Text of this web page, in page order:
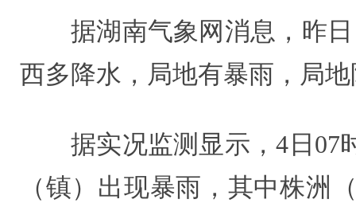
据湖南气象网消息，昨
西多降水，局地有暴雨，局
据实况监测显示，4日07
（镇）出现暴雨，其中株洲